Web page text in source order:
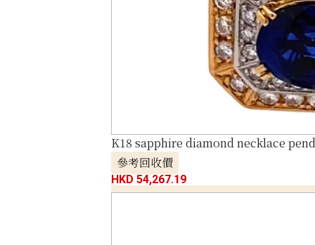
K18 sapphire diamond necklace
參考回收價
HKD 54,267.19